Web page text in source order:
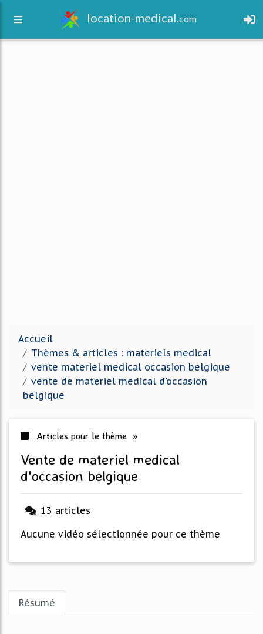
location-medical.com
Accueil
Thèmes & articles : materiels medical
vente materiel medical occasion belgique
vente de materiel medical d'occasion
belgique
Articles pour le thème »
vente de materiel medical
d'occasion belgique
13 articles
Aucune vidéo sélectionnée pour ce thème
Résumé